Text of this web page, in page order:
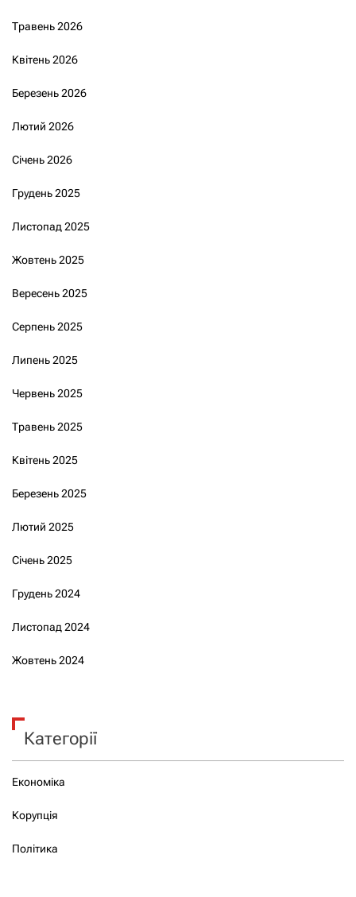
Травень 2026
Квітень 2026
Березень 2026
Лютий 2026
Січень 2026
Грудень 2025
Листопад 2025
Жовтень 2025
Вересень 2025
Серпень 2025
Липень 2025
Червень 2025
Травень 2025
Квітень 2025
Березень 2025
Лютий 2025
Січень 2025
Грудень 2024
Листопад 2024
Жовтень 2024
Категорії
Економіка
Корупція
Політика